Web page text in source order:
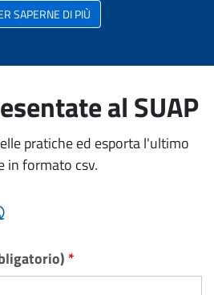
SAPERNE DI PIÙ
al SUAP
pratiche ed esporta l'ultimo
in formato csv.
Rigene CAPTCHA
*